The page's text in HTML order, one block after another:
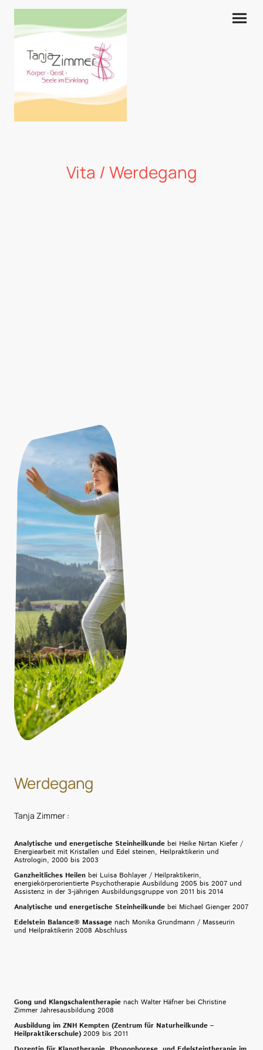
Vita / Werdegang
Werdegang
Tanja Zimmer :
Analytische und energetische Steinheilkunde bei Heike Nirtan Kiefer /
Energiearbeit mit Kristallen und Edel steinen, Heilpraktikerin und
Astrologin, 2000 bis 2003
Ganzheitliches Heilen bei Luisa Bohlayer / Heilpraktikerin,
energiekörperorientierte Psychotherapie Ausbildung 2005 bis 2007 und
Assistenz in der 3-jährigen Ausbildungsgruppe von 2011 bis 2014
Analytische und energetische Steinheilkunde bei Michael Gienger 2007
Edelstein Balance® Massage nach Monika Grundmann / Masseurin
und Heilpraktikerin 2008 Abschluss
Gong und Klangschalentherapie nach Walter Häfner bei Christine
Zimmer Jahresausbildung 2008
Ausbildung im ZNH Kempten (Zentrum für Naturheilkunde –
Heilpraktikerschule) 2009 bis 2011